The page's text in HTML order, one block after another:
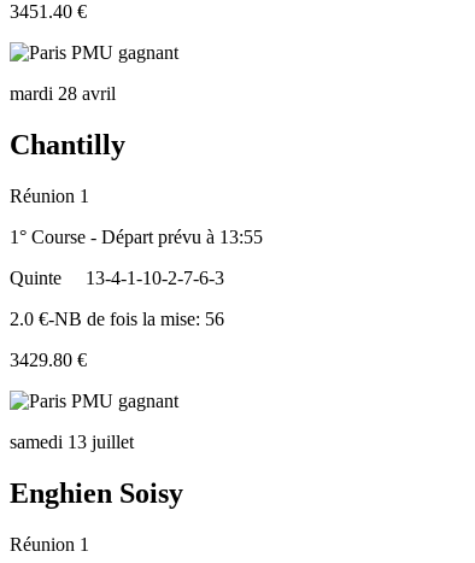
3451.40 €
mardi 28 avril
Chantilly
Réunion 1
1° Course - Départ prévu à 13:55
Quinte
13-4-1-10-2-7-6-3
2.0 €-NB de fois la mise: 56
3429.80 €
samedi 13 juillet
Enghien Soisy
Réunion 1